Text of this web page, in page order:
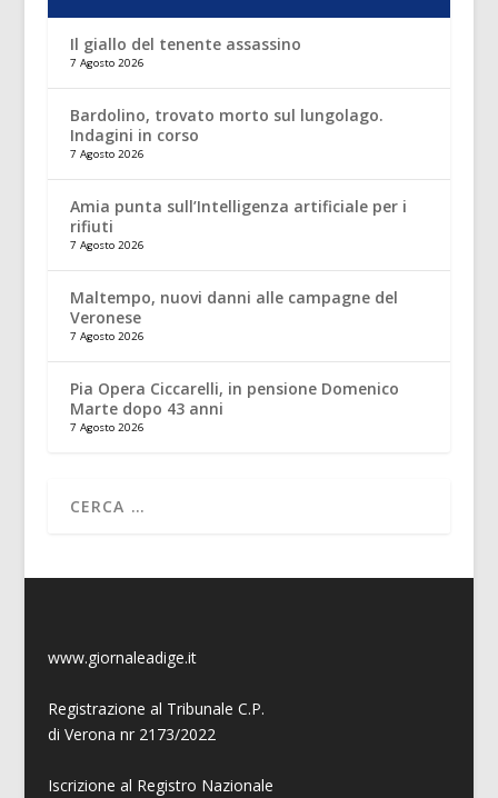
Il giallo del tenente assassino
7 Agosto 2026
Bardolino, trovato morto sul lungolago.
Indagini in corso
7 Agosto 2026
Amia punta sull’Intelligenza artificiale per i
rifiuti
7 Agosto 2026
Maltempo, nuovi danni alle campagne del
Veronese
7 Agosto 2026
Pia Opera Ciccarelli, in pensione Domenico
Marte dopo 43 anni
7 Agosto 2026
www.giornaleadige.it
Registrazione al Tribunale C.P.
di Verona nr 2173/2022
Iscrizione al Registro Nazionale